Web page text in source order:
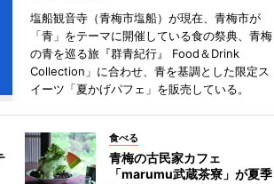
塩船観音寺（青梅市塩船）が現在、青梅市が
「青」をテーマに開催している食の祭典、青梅
の青を巡る旅『群青紀行』 Food＆Drink
Collection」に合わせ、青を基調とした限定ス
イーツ「夏かげパフェ」を販売している。
食べる
青梅の古民家カフェ
「marumu武蔵茶寮」が夏季